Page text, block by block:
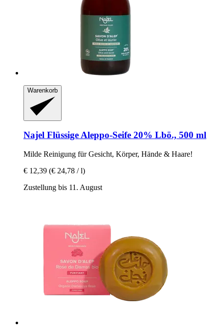
Warenkorb
Najel Flüssige Aleppo-​Seife 20% Lbö., 500 ml
Milde Reinigung für Gesicht, Körper, Hände & Haare!
€ 12,39 (€ 24,78 / l)
Zustellung bis 11. August